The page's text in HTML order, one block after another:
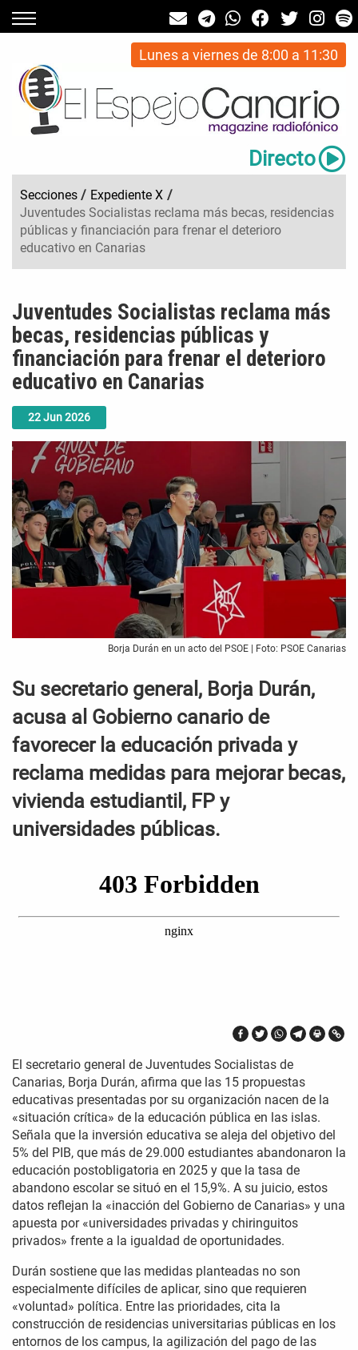
Lunes a viernes de 8:00 a 11:30
Directo
Secciones / Expediente X /
Juventudes Socialistas reclama más becas, residencias
públicas y financiación para frenar el deterioro
educativo en Canarias
22Jun2026
Juventudes Socialistas reclama más
becas, residencias públicas y
financiación para frenar el deterioro
educativo en Canarias
Borja Durán en un acto del PSOE | Foto: PSOE Canarias
Su secretario general, Borja Durán,
acusa al Gobierno canario de
favorecer la educación privada y
reclama medidas para mejorar becas,
vivienda estudiantil, FP y
universidades públicas.
El secretario general de Juventudes Socialistas de
Canarias, Borja Durán, afirma que las 15 propuestas
educativas presentadas por su organización nacen de la
«situación crítica» de la educación pública en las islas.
Señala que la inversión educativa se aleja del objetivo del
5% del PIB, que más de 29.000 estudiantes abandonaron la
educación postobligatoria en 2025 y que la tasa de
abandono escolar se situó en el 15,9%. A su juicio, estos
datos reflejan la «inacción del Gobierno de Canarias» y una
apuesta por «universidades privadas y chiringuitos
privados» frente a la igualdad de oportunidades.
Durán sostiene que las medidas planteadas no son
especialmente difíciles de aplicar, sino que requieren
«voluntad» política. Entre las prioridades, cita la
construcción de residencias universitarias públicas en los
entornos de los campus, la agilización del pago de las